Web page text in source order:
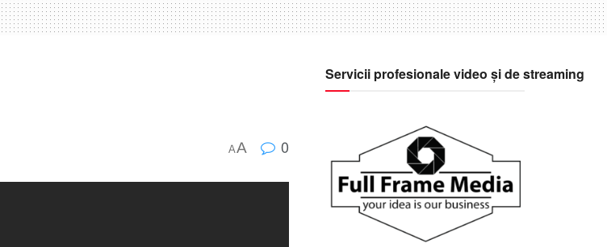
AA 0
Servicii profesionale video și de streaming